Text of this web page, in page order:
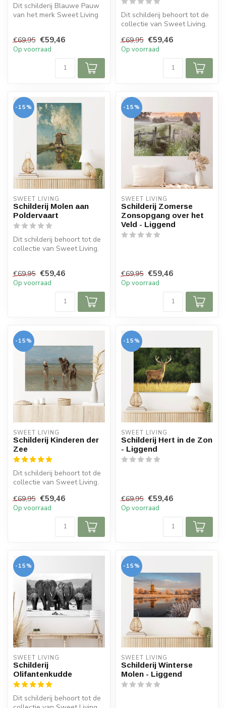
Dit schilderij Blauwe Pauw
van het merk Sweet Living
€69,95 €59,46
Op voorraad
Dit schilderij behoort tot de
collectie van Sweet Living.
€69,95 €59,46
Op voorraad
-15%
SWEET LIVING
Schilderij Molen aan
Poldervaart
Dit schilderij behoort tot de
collectie van Sweet Living.
€69,95 €59,46
Op voorraad
-15%
SWEET LIVING
Schilderij Zomerse
Zonsopgang over het
Veld - Liggend
€69,95 €59,46
Op voorraad
-15%
SWEET LIVING
Schilderij Kinderen der
Zee
Dit schilderij behoort tot de
collectie van Sweet Living.
€69,95 €59,46
Op voorraad
-15%
SWEET LIVING
Schilderij Hert in de Zon
- Liggend
€69,95 €59,46
Op voorraad
-15%
SWEET LIVING
Schilderij
Olifantenkudde
Dit schilderij behoort tot de
-15%
SWEET LIVING
Schilderij Winterse
Molen - Liggend